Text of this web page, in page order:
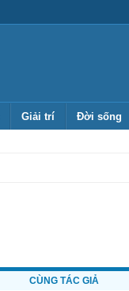
Giải trí Đời sống
CÙNG TÁC GIẢ